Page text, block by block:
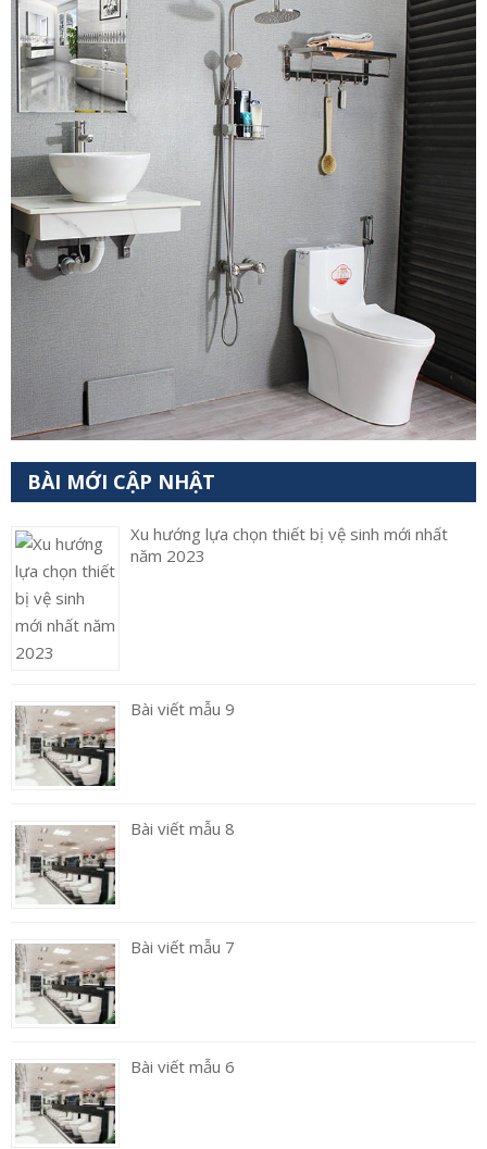
BÀI MỚI CẬP NHẬT
Xu hướng lựa chọn thiết bị vệ sinh mới nhất
năm 2023
Bài viết mẫu 9
Bài viết mẫu 8
Bài viết mẫu 7
Bài viết mẫu 6